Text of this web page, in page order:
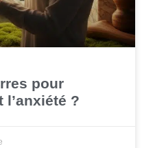
pour
l’anxiété ?